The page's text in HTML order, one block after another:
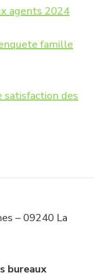
agents 2024
famille
des
– 09240 La
bureaux